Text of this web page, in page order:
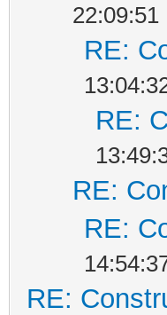
22:09:51
RE:
RE:
RE:
RE:
RE: